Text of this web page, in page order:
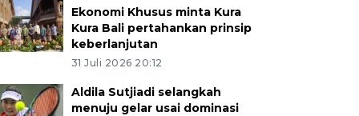
Ekonomi Khusus minta Kura
Kura Bali pertahankan prinsip
keberlanjutan
31 Juli 2026 20:12
Aldila Sutjiadi selangkah
menuju gelar usai dominasi